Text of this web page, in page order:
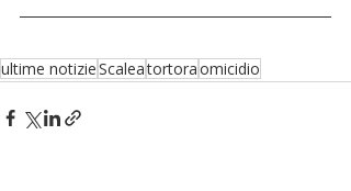
ultime notizieScaleatortoraomicidio